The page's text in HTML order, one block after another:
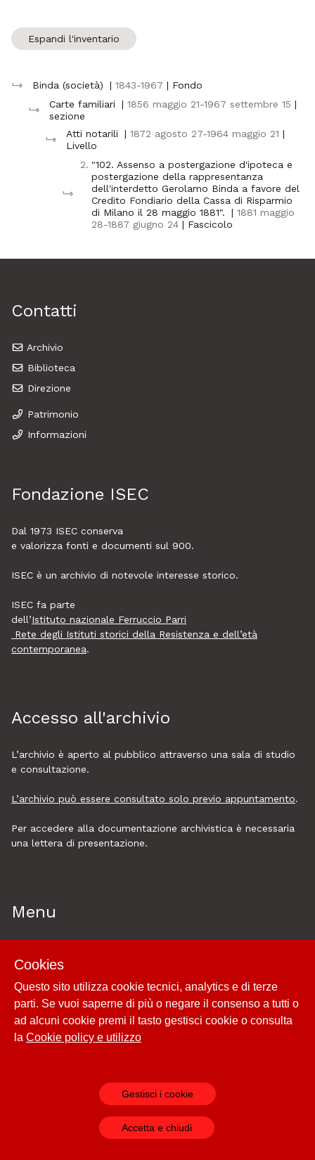
Espandi l'inventario
Binda (società) | 1843-1967 | Fondo
Carte familiari
| 1856 maggio 21-1967 settembre 15 |
sezione
Atti notarili
| 1872 agosto 27-1964 maggio 21 |
Livello
2. "102. Assenso a postergazione d'ipoteca e
postergazione della rappresentanza
dell'interdetto Gerolamo Binda a favore del
Credito Fondiario della Cassa di Risparmio
di Milano il 28 maggio 1881".
| 1881 maggio
28-1887 giugno 24 | Fascicolo
Contatti
Archivio
Biblioteca
Direzione
Patrimonio
Informazioni
Fondazione ISEC
Dal 1973 ISEC conserva
e valorizza fonti e documenti sul 900.
ISEC è un archivio di notevole interesse storico.
ISEC fa parte
dell’Istituto nazionale Ferruccio Parri
Rete degli Istituti storici della Resistenza e dell’età
contemporanea.
Accesso all'archivio
L’archivio è aperto al pubblico attraverso una sala di studio
e consultazione.
L’archivio può essere consultato solo previo appuntamento.
Per accedere alla documentazione archivistica è necessaria
una lettera di presentazione.
Menu
Esplora
Historytelling
Cookie policy e utilizzo
Cookies
Questo sito utilizza cookie tecnici, analytics e di terze
parti. Se vuoi saperne di più o negare il consenso a tutti o
ad alcuni cookie premi il tasto gestisci cookie o consulta
la Cookie policy e utilizzo
Gestisci i cookie
Accetta e chiudi